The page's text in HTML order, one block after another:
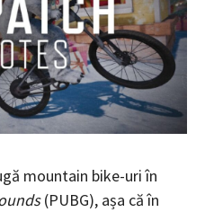
mountain bike-uri în
(PUBG), așa că în